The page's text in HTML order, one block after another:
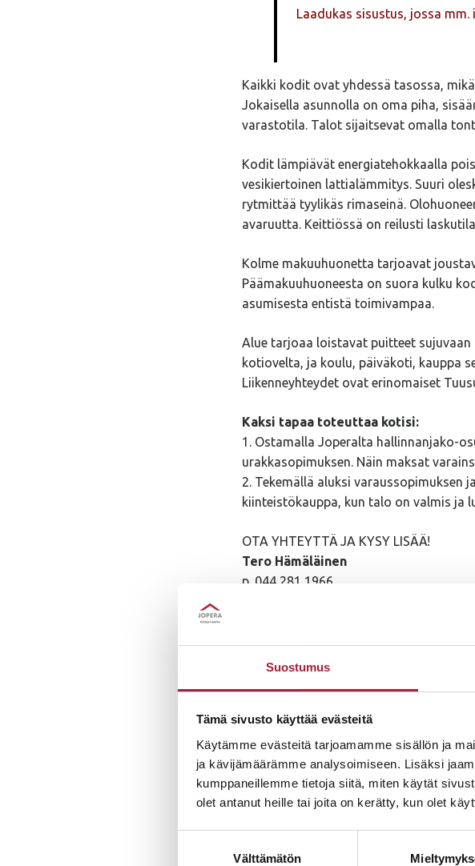
Suostumus
Tämä sivusto käyttää evästeitä
Käytämme evästeitä tarjoamamme sisällön ja
ja kävijämäärämme analysoimiseen. Lisäksi
kumppaneillemme tietoja siitä, miten käytät
olet antanut heille tai joita on kerätty, kun olet
Välttämätön
Laadukas sisustus, jossa
Kaikki kodit ovat yhdessä tasossa,
Jokaisella asunnolla on oma piha,
varastotila. Talot sijaitsevat omalla
Kodit lämpiävät energiatehokkaalla
vesikiertoinen lattialämmitys. Suuri
rytmittää tyylikäs rimaseinä.
avaruutta. Keittiössä on reilusti
Kolme makuuhuonetta tarjoavat
Päämakuuhuoneesta on suora kulku
asumisesta entistä toimivampaa.
Alue tarjoaa loistavat puitteet
kotiovelta, ja koulu, päiväkoti, kauppa
Liikenneyhteydet ovat erinomaiset
Kaksi tapaa toteuttaa kotisi:
1. Ostamalla Joperalta hallinnanjako-
urakkasopimuksen. Näin maksat
2. Tekemällä aluksi varaussopimuksen
kiinteistökauppa, kun talo on valmis ja
OTA YHTEYTTÄ JA KYSY LISÄÄ!
Tero Hämäläinen
p. 044 281 1966
p.040 353 0671
Havainnekuvat ovat taiteilijan